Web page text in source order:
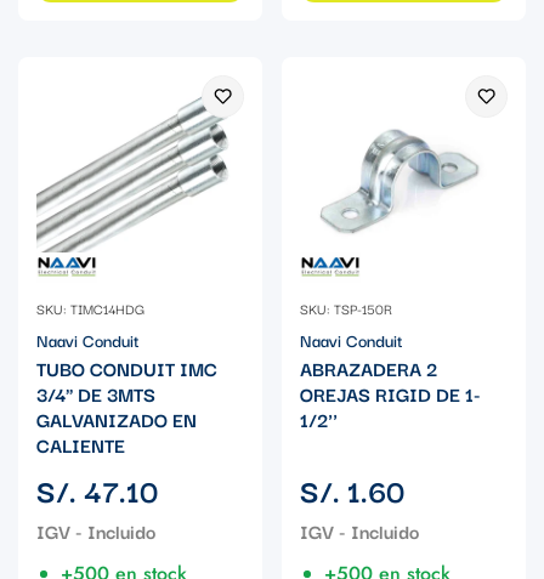
SKU: TIMC14HDG
Naavi Conduit
TUBO CONDUIT IMC
3/4" DE 3MTS
GALVANIZADO EN
CALIENTE
Precio
regular
S/. 47.10
SKU: TSP-150R
Naavi Conduit
ABRAZADERA 2
OREJAS RIGID DE 1-
1/2''
Precio
regular
S/. 1.60